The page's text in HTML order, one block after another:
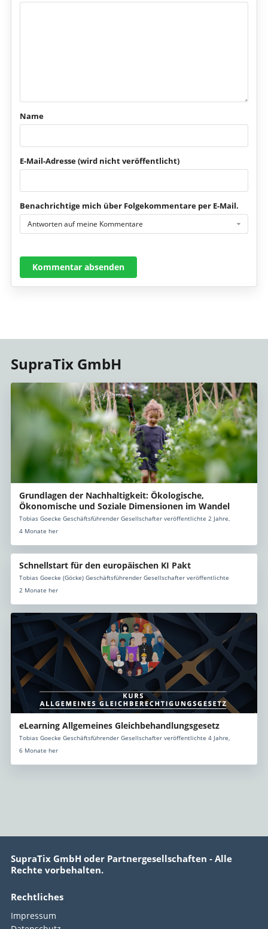
Name
E-Mail-Adresse (wird nicht veröffentlicht)
Benachrichtige mich über Folgekommentare per E-Mail.
Antworten auf meine Kommentare
Kommentar absenden
SupraTix GmbH
Grundlagen der Nachhaltigkeit: Ökologische,
Ökonomische und Soziale Dimensionen im Wandel
Tobias Goecke Geschäftsführender Gesellschafter veröffentlichte 2 Jahre,
4 Monate her
Schnellstart für den europäischen KI Pakt
Tobias Goecke (Göcke) Geschäftsführender Gesellschafter veröffentlichte
2 Monate her
eLearning Allgemeines Gleichbehandlungsgesetz
Tobias Goecke Geschäftsführender Gesellschafter veröffentlichte 4 Jahre,
6 Monate her
SupraTix GmbH oder Partnergesellschaften - Alle
Rechte vorbehalten.
Rechtliches
Impressum